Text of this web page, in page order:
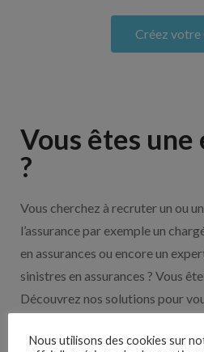
Créez votre
Vous êtes
?
Vous cherchez à recruter un ou
l’assurance par exemple un
en assurances ou encore un
sinistres en assurances ? Vous
Découvrez nos solutions pour
Nous utilisons des cookies sur